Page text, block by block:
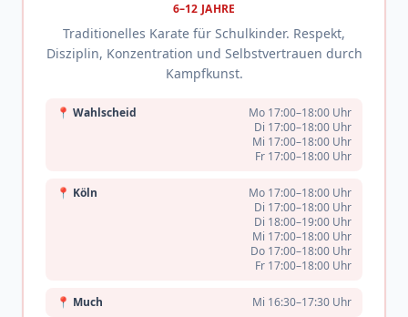
6–12 JAHRE
Traditionelles Karate für Schulkinder. Respekt,
Disziplin, Konzentration und Selbstvertrauen durch
Kampfkunst.
📍 Wahlscheid
Mo 17:00–18:00 Uhr
Di 17:00–18:00 Uhr
Mi 17:00–18:00 Uhr
Fr 17:00–18:00 Uhr
📍 Köln
Mo 17:00–18:00 Uhr
Di 17:00–18:00 Uhr
Di 18:00–19:00 Uhr
Mi 17:00–18:00 Uhr
Do 17:00–18:00 Uhr
Fr 17:00–18:00 Uhr
📍 Much Mi 16:30–17:30 Uhr